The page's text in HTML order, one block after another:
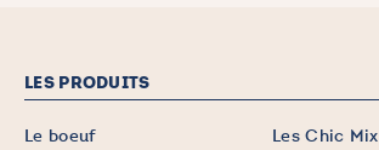
LES PRODUITS
Le boeuf
Les Chic Mix